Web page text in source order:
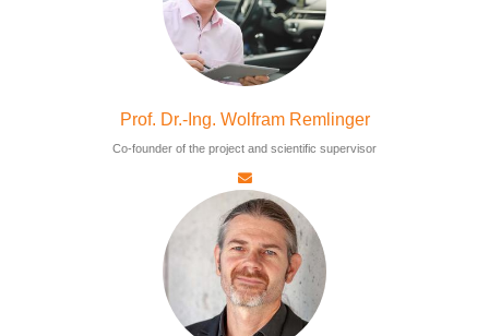
Prof. Dr.-Ing. Wolfram Remlinger
Co-founder of the project and scientific supervisor